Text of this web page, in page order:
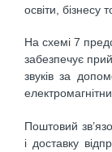
освіти, бізнесу
На схемі 7
забезпечує
звуків за
Поштовий
і доставку